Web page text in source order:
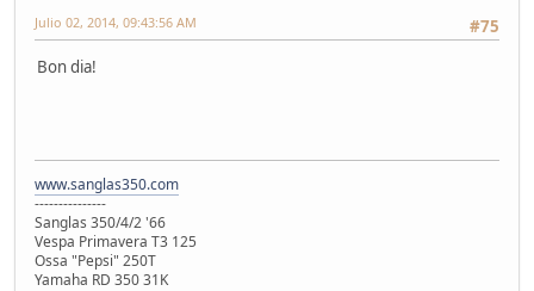
#75
Julio 02, 2014, 09:43:56 AM
Bon dia!
www.sanglas350.com
---------------
Sanglas 350/4/2 '66
Vespa Primavera T3 125
Ossa "Pepsi" 250T
Yamaha RD 350 31K